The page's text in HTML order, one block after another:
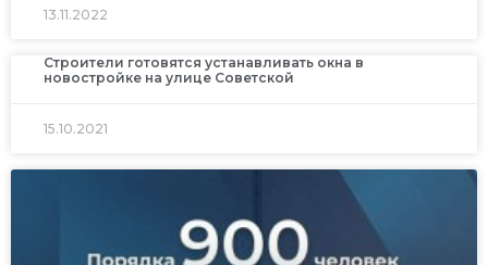
13.11.2022
Строители готовятся устанавливать окна в
новостройке на улице Советской
15.10.2021